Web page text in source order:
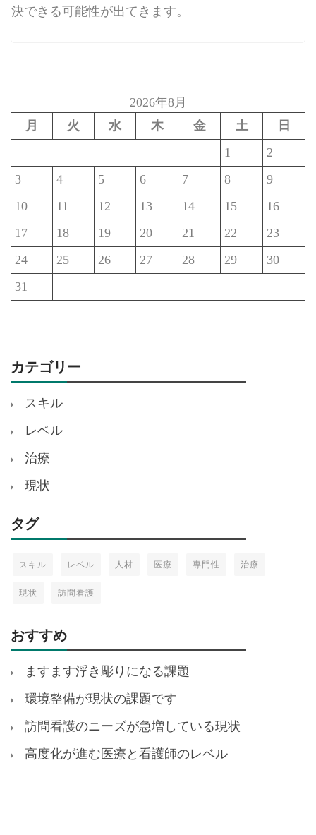
決できる可能性が出てきます。
2026年8月
月
火 水 木 金 土
日
1
2
3
4 5 6 7 8
9
10
11 12 13 14 15
16
17
18 19 20 21 22
23
24
25 26 27 28 29
30
31
カテゴリー
スキル
レベル
治療
現状
タグ
スキル レベル 人材 医療 専門性 治療
現状 訪問看護
おすすめ
ますます浮き彫りになる課題
環境整備が現状の課題です
訪問看護のニーズが急増している現状
高度化が進む医療と看護師のレベル